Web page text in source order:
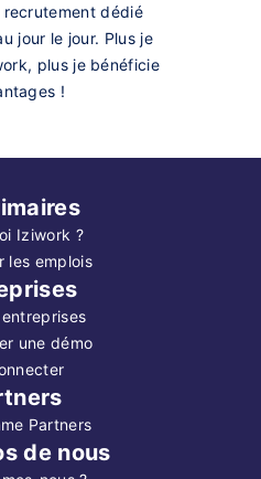
dédié
jour le jour. Plus je
plus je bénéficie
!
Iziwork ?
les emplois
une démo
Partners
de nous